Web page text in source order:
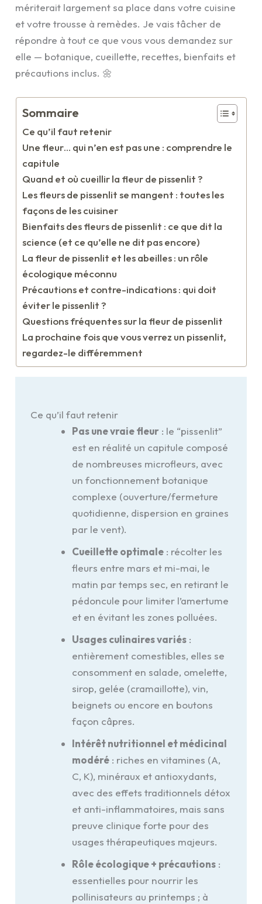
mériterait largement sa place dans votre cuisine
et votre trousse à remèdes. Je vais tâcher de
répondre à tout ce que vous vous demandez sur
elle — botanique, cueillette, recettes, bienfaits et
précautions inclus. 🌼
Sommaire
Ce qu’il faut retenir
Une fleur… qui n’en est pas une : comprendre le
capitule
Quand et où cueillir la fleur de pissenlit ?
Les fleurs de pissenlit se mangent : toutes les
façons de les cuisiner
Bienfaits des fleurs de pissenlit : ce que dit la
science (et ce qu’elle ne dit pas encore)
La fleur de pissenlit et les abeilles : un rôle
écologique méconnu
Précautions et contre-indications : qui doit
éviter le pissenlit ?
Questions fréquentes sur la fleur de pissenlit
La prochaine fois que vous verrez un pissenlit,
regardez-le différemment
Ce qu’il faut retenir
Pas une vraie fleur: le “pissenlit”
est en réalité un capitule composé
de nombreuses microfleurs, avec
un fonctionnement botanique
complexe (ouverture/fermeture
quotidienne, dispersion en graines
par le vent).
Cueillette optimale: récolter les
fleurs entre mars et mi-mai, le
matin par temps sec, en retirant le
pédoncule pour limiter l’amertume
et en évitant les zones polluées.
Usages culinaires variés:
entièrement comestibles, elles se
consomment en salade, omelette,
sirop, gelée (cramaillotte), vin,
beignets ou encore en boutons
façon câpres.
Intérêt nutritionnel et médicinal
modéré: riches en vitamines (A,
C, K), minéraux et antioxydants,
avec des effets traditionnels détox
et anti-inflammatoires, mais sans
preuve clinique forte pour des
usages thérapeutiques majeurs.
Rôle écologique + précautions:
essentielles pour nourrir les
pollinisateurs au printemps ; à